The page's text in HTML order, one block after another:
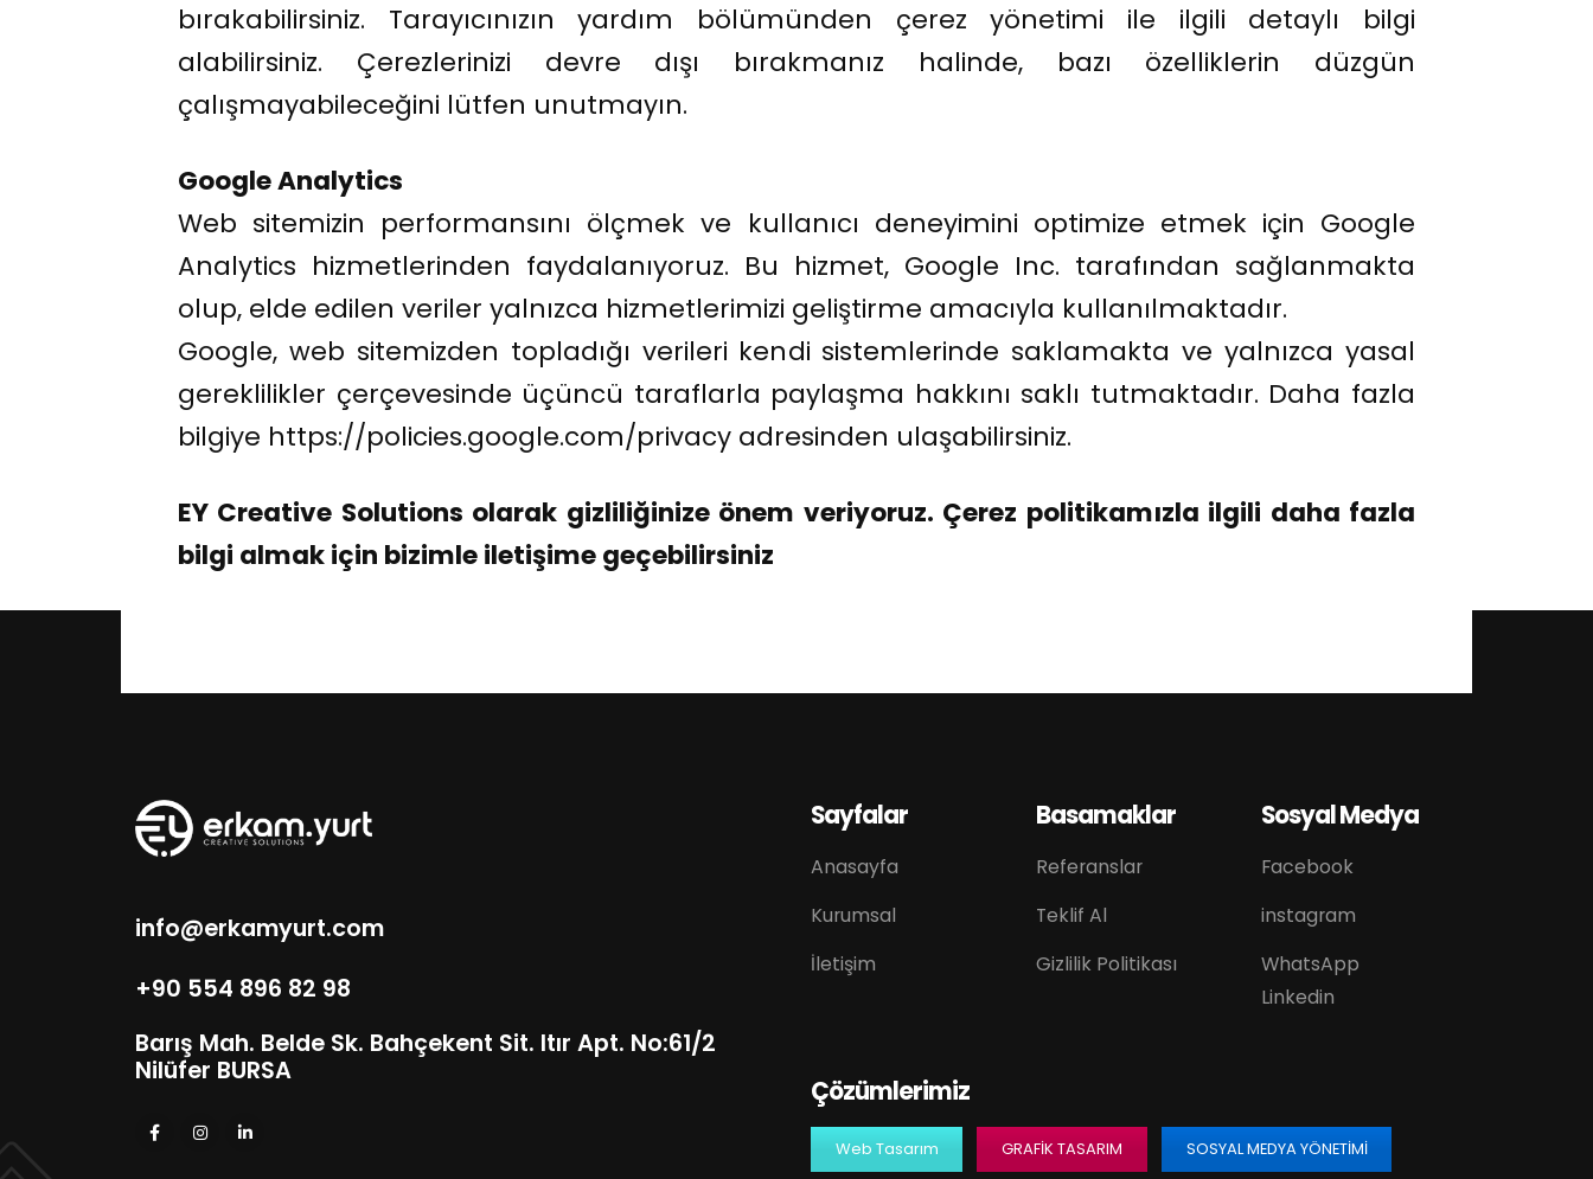
bırakabilirsiniz. Tarayıcınızın yardım bölümünden çerez yönetimi ile ilgili detaylı bilgi
alabilirsiniz. Çerezlerinizi devre dışı bırakmanız halinde, bazı özelliklerin düzgün
çalışmayabileceğini lütfen unutmayın.
Google Analytics
Web sitemizin performansını ölçmek ve kullanıcı deneyimini optimize etmek için Google
Analytics hizmetlerinden faydalanıyoruz. Bu hizmet, Google Inc. tarafından sağlanmakta
olup, elde edilen veriler yalnızca hizmetlerimizi geliştirme amacıyla kullanılmaktadır.
Google, web sitemizden topladığı verileri kendi sistemlerinde saklamakta ve yalnızca yasal
gereklilikler çerçevesinde üçüncü taraflarla paylaşma hakkını saklı tutmaktadır. Daha fazla
bilgiye https://policies.google.com/privacy adresinden ulaşabilirsiniz.
EY Creative Solutions olarak gizliliğinize önem veriyoruz. Çerez politikamızla ilgili daha fazla
bilgi almak için bizimle iletişime geçebilirsiniz
info@erkamyurt.com
+90 554 896 82 98
Barış Mah. Belde Sk. Bahçekent Sit. Itır Apt. No:61/2
Nilüfer BURSA
Sayfalar
Anasayfa
Kurumsal
İletişim
Basamaklar
Referanslar
Teklif Al
Gizlilik Politikası
Sosyal Medya
Facebook
instagram
WhatsApp
Linkedin
Çözümlerimiz
Web Tasarım GRAFIK TASARIM SOSYAL MEDYA YÖNETIMI